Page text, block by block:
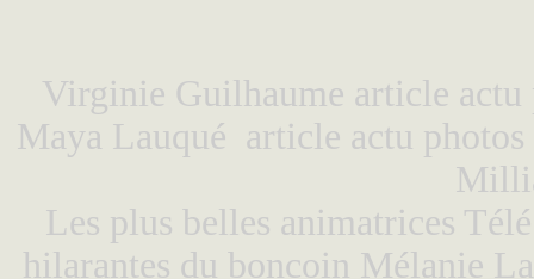
Virginie Guilhaume article
Maya Lauqué article actu
Les plus belles animatrices Télé
hilarantes du boncoin Mélanie